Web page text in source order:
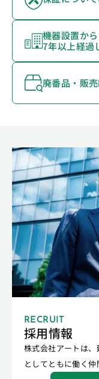
機器設置から
7年以上経過
廃番品・販
RECRUIT
採用情報
株式会社アートは
としてともに働く仲